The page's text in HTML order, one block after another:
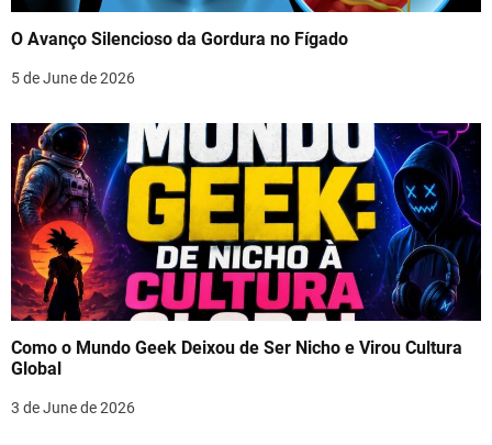
O Avanço Silencioso da Gordura no Fígado
5 de June de 2026
Como o Mundo Geek Deixou de Ser Nicho e Virou Cultura
Global
3 de June de 2026